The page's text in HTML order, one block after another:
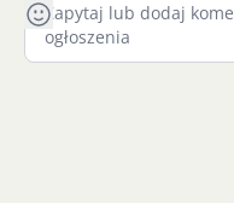
normalne i ustąpią za